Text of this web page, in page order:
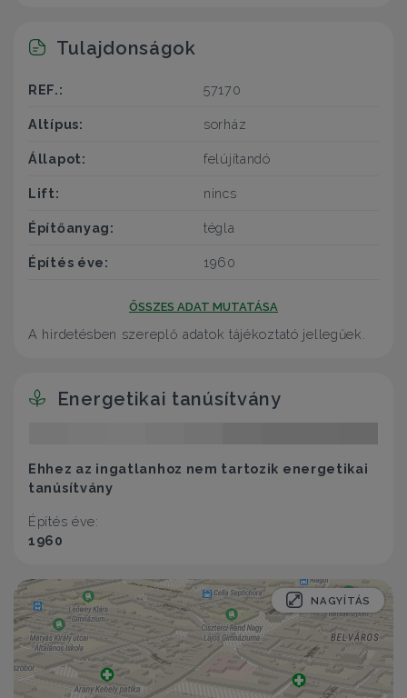
Tulajdonságok
REF.: 57170
Altípus: sorház
Állapot: felújítandó
Lift: nincs
Építőanyag: tégla
Építés éve: 1960
ÖSSZES ADAT MUTATÁSA
A hirdetésben szereplő adatok tájékoztató jellegűek.
Energetikai tanúsítvány
Ehhez az ingatlanhoz nem tartozik energetikai
tanúsítvány
Építés éve:
1960
NAGYÍTÁS